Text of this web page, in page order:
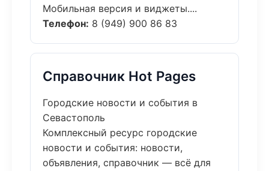
Мобильная версия и виджеты....
Телефон: 8 (949) 900 86 83
Справочник Hot Pages
Городские новости и события в
Севастополь
Комплексный ресурс городские
новости и события: новости,
объявления, справочник — всё для